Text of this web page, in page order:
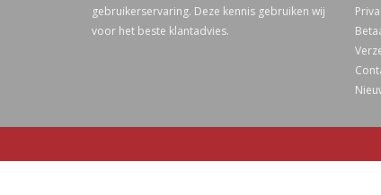
gebruikerservaring. Deze kennis gebruiken wij
voor het beste klantadvies.